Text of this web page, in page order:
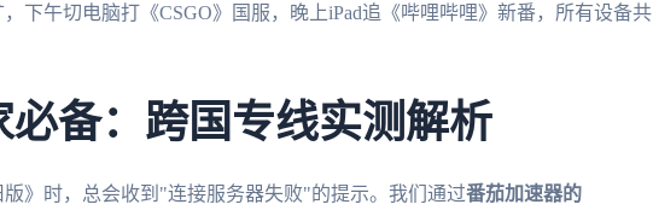
，下午切电脑打《CSGO》国服，晚上iPad追《哔哩哔哩》新番，所有设备共
必备：跨国专线实测解析
》时，总会收到"连接服务器失败"的提示。我们通过番茄加速器的